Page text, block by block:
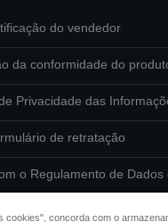
do vendedor
da conformidade do
Privacidade das
de retratação
o Regulamento de Dados
cookies", concorda com o